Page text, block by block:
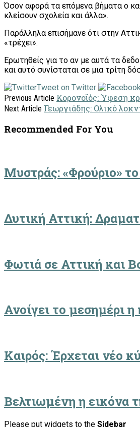
Όσον αφορά τα επόμενα βήματα ο
κλείσουν σχολεία και άλλα».
Παράλληλα επισήμανε ότι στην
«τρέχει».
Ερωτηθείς για το αν με αυτά τα
και αυτό συνίσταται σε μια τρίτη
Tweet on Twitter
Previous Article Κορονοϊός: Ύφεση
Next Article Γεωργιάδης: Ολικό
Recommended For You
Μυστράς: «Φρούριο»
Δυτική Αττική:
Φωτιά σε Αττική και
Ανοίγει το μεσημέρι
Καιρός: Έρχεται νέο
Βελτιωμένη η εικόνα
Please put widgets to the Sidebar